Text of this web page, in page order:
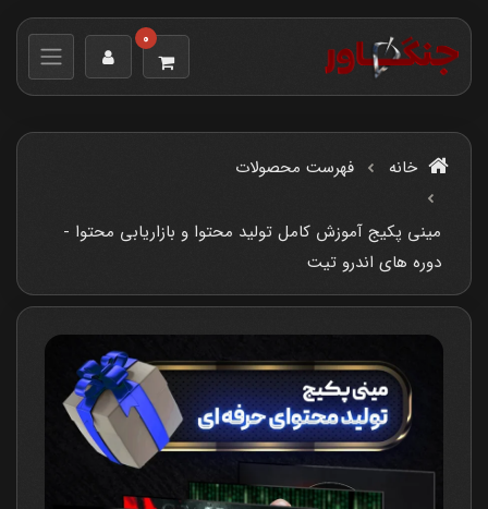
0
خانه فهرست محصولات
مینی پکیج آموزش کامل تولید محتوا و بازاریابی محتوا -
دوره های اندرو تیت